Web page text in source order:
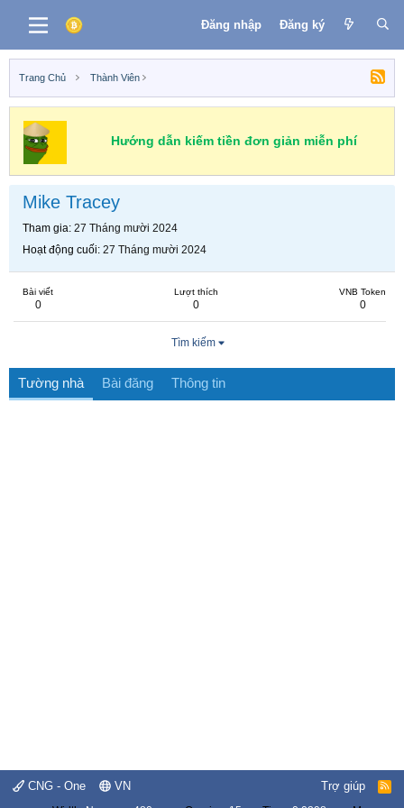
Đăng nhập Đăng ký
Trang Chủ Thành Viên
Hướng dẫn kiếm tiền đơn giản miễn phí
Mike Tracey
Tham gia 27 Tháng mười 2024
Hoạt động cuối 27 Tháng mười 2024
Bài viết
0
Lượt thích
0
VNB Token
0
Tìm kiếm
Tường nhà Bài đăng Thông tin
CNG - One VN Trợ giúp
R